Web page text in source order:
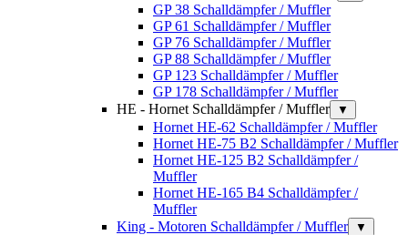
GP 38 Schalldämpfer / Muffler
GP 61 Schalldämpfer / Muffler
GP 76 Schalldämpfer / Muffler
GP 88 Schalldämpfer / Muffler
GP 123 Schalldämpfer / Muffler
GP 178 Schalldämpfer / Muffler
HE - Hornet Schalldämpfer / Muffler
▼
Hornet HE-62 Schalldämpfer / Muffler
Hornet HE-75 B2 Schalldämpfer / Muffler
Hornet HE-125 B2 Schalldämpfer /
Muffler
Hornet HE-165 B4 Schalldämpfer /
Muffler
King - Motoren Schalldämpfer / Muffler
▼